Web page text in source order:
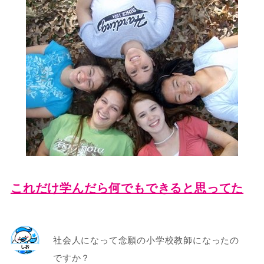
これだけ学んだら何でもできると思ってた
社会人になって念願の小学校教師になったの
ですか？